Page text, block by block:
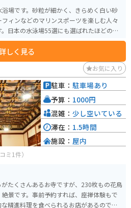
場です。砂粒が細かく、きらめく白い砂
ィンなどのマリンスポーツを楽しむ人々
日本の水泳場55選にも選ばれたほどの美
しく見る
お気に入り
ミ1件）
たくさんあるお寺ですが、230枚もの花鳥
景です。事前予約すれば、座禅体験もで
精進料理を食べられるお店があるので、
駐車： 駐車場あり
予算： 1000円
混雑： 少し空いている
滞在： 1.5時間
施設： 屋内